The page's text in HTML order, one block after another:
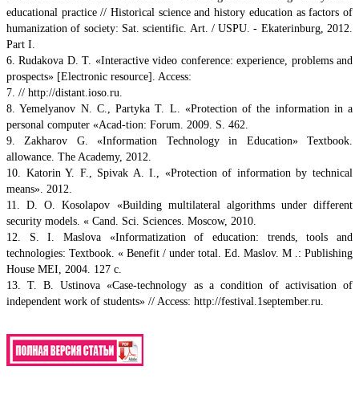
educational practice // Historical science and history education as factors of
humanization of society: Sat. scientific. Art. / USPU. - Ekaterinburg, 2012.
Part I.
6. Rudakova D. T. «Interactive video conference: experience, problems and
prospects» [Electronic resource]. Access:
7. // http://distant.ioso.ru.
8. Yemelyanov N. C., Partyka T. L. «Protection of the information in a
personal computer «Acad-tion: Forum. 2009. S. 462.
9. Zakharov G. «Information Technology in Education» Textbook.
allowance. The Academy, 2012.
10. Katorin Y. F., Spivak A. I., «Protection of information by technical
means». 2012.
11. D. O. Kosolapov «Building multilateral algorithms under different
security models. « Cand. Sci. Sciences. Moscow, 2010.
12. S. I. Maslova «Informatization of education: trends, tools and
technologies: Textbook. « Benefit / under total. Ed. Maslov. M .: Publishing
House MEI, 2004. 127 c.
13. T. B. Ustinova «Case-technology as a condition of activisation of
independent work of students» // Access: http://festival.1september.ru.